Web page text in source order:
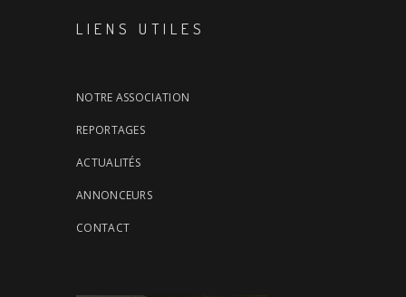
LIENS UTILES
NOTRE ASSOCIATION
REPORTAGES
ACTUALITÉS
ANNONCEURS
CONTACT